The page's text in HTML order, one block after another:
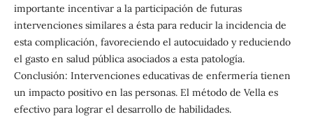
importante incentivar a la participación de futuras
intervenciones similares a ésta para reducir la incidencia de
esta complicación, favoreciendo el autocuidado y reduciendo
el gasto en salud pública asociados a esta patología.
Conclusión: Intervenciones educativas de enfermería tienen
un impacto positivo en las personas. El método de Vella es
efectivo para lograr el desarrollo de habilidades.